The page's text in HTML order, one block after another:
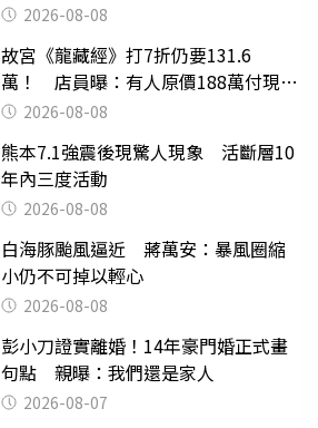
2026-08-08
故宮《龍藏經》打7折仍要131.6
萬！ 店員曝：有人原價188萬付現購
買 2026-08-08
熊本7.1強震後現驚人現象 活斷層10
年內三度活動
2026-08-08
白海豚颱風逼近 蔣萬安：暴風圈縮
小仍不可掉以輕心
2026-08-08
彭小刀證實離婚！14年豪門婚正式畫
句點 親曝：我們還是家人
2026-08-07